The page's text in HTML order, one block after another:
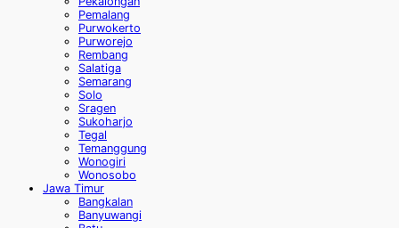
Pemalang
Purwokerto
Purworejo
Rembang
Salatiga
Semarang
Solo
Sragen
Sukoharjo
Tegal
Temanggung
Wonogiri
Wonosobo
Jawa Timur
Bangkalan
Banyuwangi